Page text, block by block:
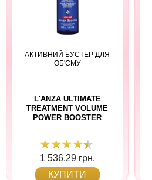
АКТИВНИЙ БУСТЕР ДЛЯ
ОБ'ЄМУ
L'ANZA ULTIMATE
TREATMENT VOLUME
POWER BOOSTER
1 536,29 грн.
КУПИТИ